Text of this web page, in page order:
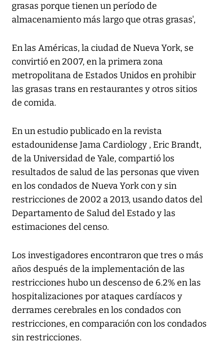
grasas porque tienen un período de
almacenamiento más largo que otras grasas',
En las Américas, la ciudad de Nueva York, se
convirtió en 2007, en la primera zona
metropolitana de Estados Unidos en prohibir
las grasas trans en restaurantes y otros sitios
de comida.
En un estudio publicado en la revista
estadounidense Jama Cardiology , Eric Brandt,
de la Universidad de Yale, compartió los
resultados de salud de las personas que viven
en los condados de Nueva York con y sin
restricciones de 2002 a 2013, usando datos del
Departamento de Salud del Estado y las
estimaciones del censo.
Los investigadores encontraron que tres o más
años después de la implementación de las
restricciones hubo un descenso de 6.2% en las
hospitalizaciones por ataques cardíacos y
derrames cerebrales en los condados con
restricciones, en comparación con los condados
sin restricciones.